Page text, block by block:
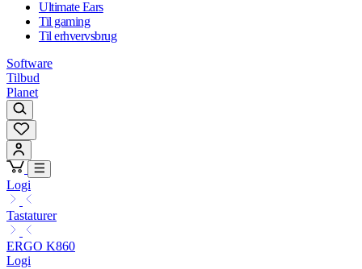
Ultimate Ears
Til gaming
Til erhvervsbrug
Software
Tilbud
Planet
Logi
Tastaturer
ERGO K860
Logi